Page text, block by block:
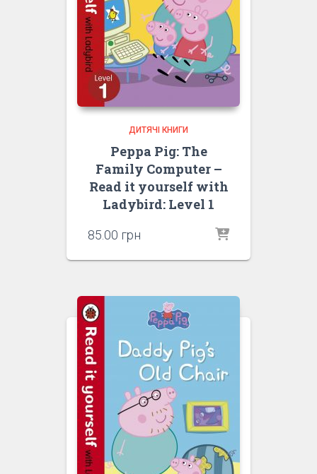
ДИТЯЧІ КНИГИ
Peppa Pig: The
Family Computer –
Read it yourself with
Ladybird: Level 1
85.00 грн